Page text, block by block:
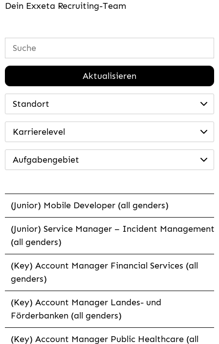
Dein Exxeta Recruiting-Team
Aktualisieren
Standort
Karrierelevel
Aufgabengebiet
(Junior) Mobile Developer (all genders)
(Junior) Service Manager – Incident Management
(all genders)
(Key) Account Manager Financial Services (all
genders)
(Key) Account Manager Landes- und
Förderbanken (all genders)
(Key) Account Manager Public Healthcare (all